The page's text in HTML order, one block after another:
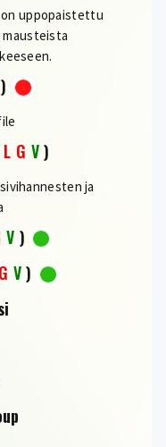
on uppopaistettu
)
L G V)
ja
V )
G V)